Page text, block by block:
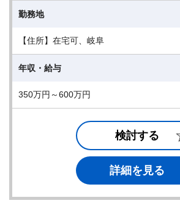
勤務地
【住所】在宅可、岐阜
年収・給与
350万円～600万円
検討する
詳細を見る